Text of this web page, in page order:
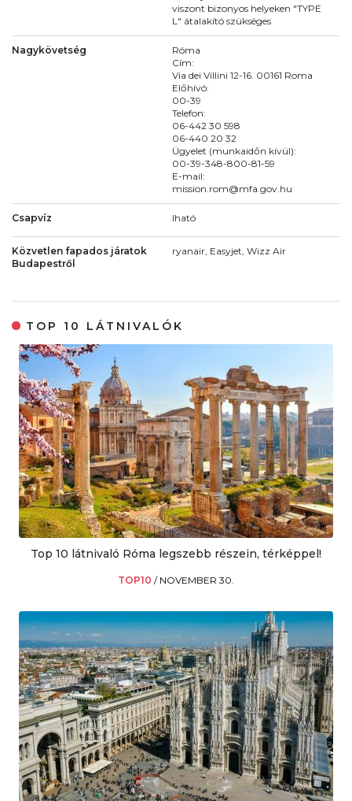
viszont bizonyos helyeken "TYPE
L" átalakító szükséges
Nagykövetség
Róma
Cím:
Via dei Villini 12-16. 00161 Roma
Előhívó:
00-39
Telefon:
06-442 30 598
06-440 20 32
Ügyelet (munkaidőn kívül):
00-39-348-800-81-59
E-mail:
mission.rom@mfa.gov.hu
Csapvíz Iható
Közvetlen fapados járatok
Budapestről
ryanair, Easyjet, Wizz Air
TOP 10 LÁTNIVALÓK
Top 10 látnivaló Róma legszebb részein, térképpel!
TOP10 / NOVEMBER 30.